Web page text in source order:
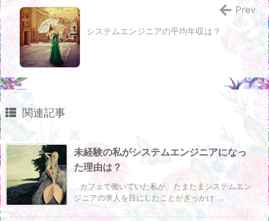
システムエンジニアの平均年収は？
Prev
関連記事
未経験の私がシステムエンジニアになっ
た理由は？
カフェで働いていた私が、たまたまシステムエン
ジニアの求人を目にしたことがきっかけ ...